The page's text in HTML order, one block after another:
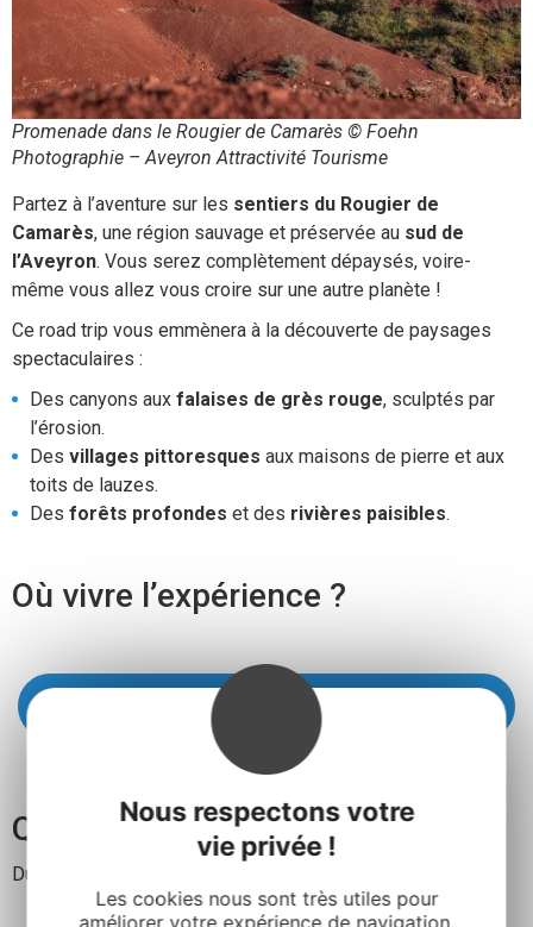
Nous respectons votre
vie privée !
Les cookies nous sont très utiles pour
améliorer votre expérience de navigation,
Promenade dans le Rougier de Camarès © Foehn
Photographie – Aveyron Attractivité Tourisme
Partez à l’aventure sur les sentiers du Rougier de
Camarès, une région sauvage et préservée au sud de
l’Aveyron. Vous serez complètement dépaysés, voire-
même vous allez vous croire sur une autre planète !
Ce road trip vous emmènera à la découverte de paysages
spectaculaires :
Des canyons aux falaises de grès rouge, sculptés par
l’érosion.
Des villages pittoresques aux maisons de pierre et aux
toits de lauzes.
Des forêts profondes et des rivières paisibles.
Où vivre l’expérience ?
Au Rougier de Camarès – dans le Sud Aveyron
Quand vivre cette expérience ?
Du printemps à l’automne